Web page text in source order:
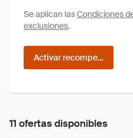
Se aplican lasCondiciones
exclusiones.
Activar recompensas
11 ofertas disponibles